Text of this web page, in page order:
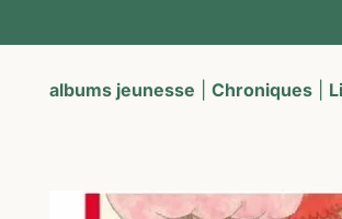
albums jeunesse Chroniques|